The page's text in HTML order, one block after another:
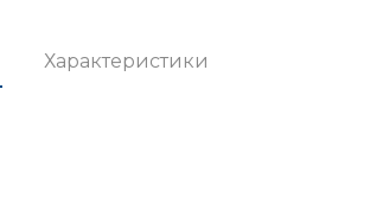
Характеристики